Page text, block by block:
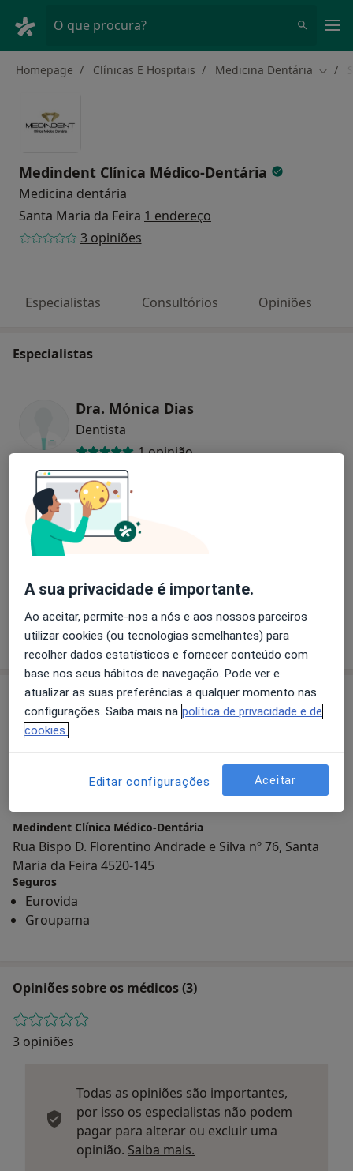
O que procura?
Homepage Clínicas E Hospitais Medicina Dentária
Medindent Clínica Médico-Dentária
Medicina dentária
Santa Maria da Feira 1 endereço
3 opiniões
Especialistas Consultórios Opiniões
Especialistas
Dra. Mónica Dias
Dentista
1 opinião
Dr. Hugo Tsou Ferraz
Dentista
Dra. Andreia Marques
Dentista
1 opinião
Consultório
Ampliar o mapa
Medindent Clínica Médico-Dentária
Rua Bispo D. Florentino Andrade e Silva nº 76, Santa
Maria da Feira 4520-145
Seguros
Eurovida
Groupama
Opiniões sobre os médicos (3)
3 opiniões
Todas as opiniões são importantes,
por isso os especialistas não podem
pagar para alterar ou excluir uma
opinião. Saiba mais.
A sua privacidade é importante.
Ao aceitar, permite-nos a nós e aos nossos parceiros
utilizar cookies (ou tecnologias semelhantes) para
recolher dados estatísticos e fornecer conteúdo com
base nos seus hábitos de navegação. Pode ver e
atualizar as suas preferências a qualquer momento nas
configurações. Saiba mais na política de privacidade e de
cookies.
Editar configurações Aceitar